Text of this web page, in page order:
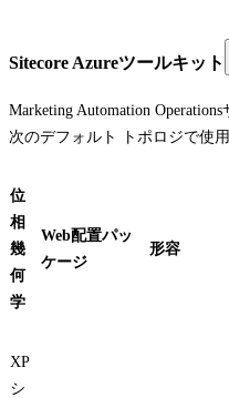
Sitecore Azureツールキット
Marketing Automation
次のデフォルト トポロジで使用
位
相
幾
何
学
Web配置パッ
ケージ
形容
XP
シ